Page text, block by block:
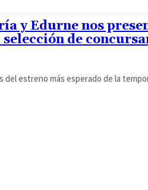
y Edurne nos
de
del estreno más esperado de la